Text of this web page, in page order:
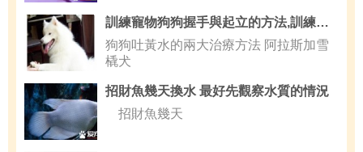
訓練寵物狗狗握手與起立的方法,訓練狗狗多少錢
狗狗吐黃水的兩大治療方法 阿拉斯加雪
橇犬
招財魚幾天換水 最好先觀察水質的情況
招財魚幾天